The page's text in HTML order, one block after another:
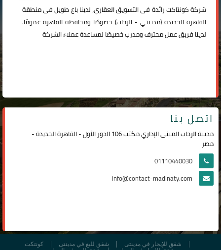
شركةكونتاكترائدة فى التسويق العقاري، لدينا باع طويل فى منطقة
القاهرة الجديدة (مدينتي -الرحاب) خصوصًا ومحافظة القاهرة عمومًا.
لدينا فريق عمل محترف ومدرب خصيصًا لمساعدة عملاء الشركة
اتصل بنا
مدينة الرحاب المبنى الإداري مكتب 106 الدور الأول - القاهرة الجديدة -
مصر
01110440030
info@contact-madinaty.com
كونتكت شقق لليع في مدينتى
شقق للإيجار في مدينتى